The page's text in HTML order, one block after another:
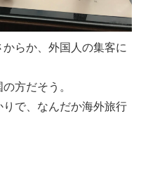
らか、外国人の集客に
方だそう。
で、なんだか海外旅行